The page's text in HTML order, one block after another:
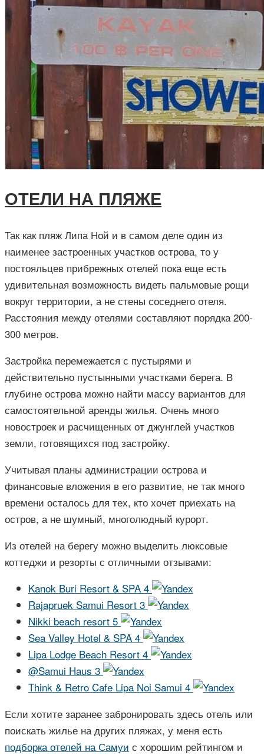
ОТЕЛИ НА ПЛЯЖЕ
Так как пляж Липа Ной и в самом деле один из
наименее застроенных участков острова, то у
постояльцев прибрежных отелей пока еще есть
удивительная возможность видеть пальмовые рощи
вокруг территории, а не стены соседнего отеля.
Расстояния между отелями составляют порядка 200-
300 метров.
Застройка перемежается с пустырями и
действительно пустынными участками берега. В
глубине острова можно найти массу вариантов для
самостоятельной аренды жилья. Очень много
новостроек и расчищенных от джунглей участков
земли, готовящихся под застройку.
Учитывая планы администрации острова и
финансовые вложения в его развитие, не так много
времени осталось для тех, кто хочет приехать на
остров, а не шумный, многолюдный курорт.
Из отелей на берегу можно выделить люксовые
коттеджи и резорты с отличными отзывами:
Kanok Buri Resort & SPA 4
Rajapruek Samui Resort 3
Nikki beach resort 5
Sea Valley Hotel & SPA 4
Lipa Lodge Beach Resort 4
@Samui Haus 3
Think & Retro Cafe Lipa Noi Samui 4
Если хотите заранее забронировать здесь отель или
поискать жилье на других пляжах, у меня есть
подборка отелей на Самуи с хорошим рейтингом и